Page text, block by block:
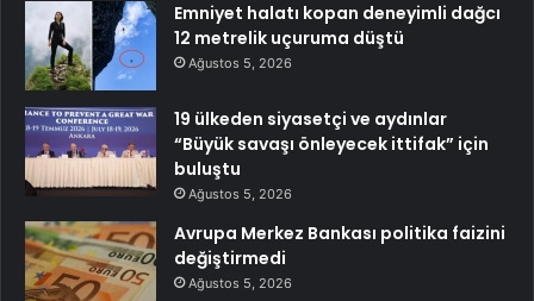
Emniyet halatı kopan deneyimli dağcı
12 metrelik uçuruma düştü
Ağustos 5, 2026
19 ülkeden siyasetçi ve aydınlar
“Büyük savaşı önleyecek ittifak” için
buluştu
Ağustos 5, 2026
Avrupa Merkez Bankası politika faizini
değiştirmedi
Ağustos 5, 2026